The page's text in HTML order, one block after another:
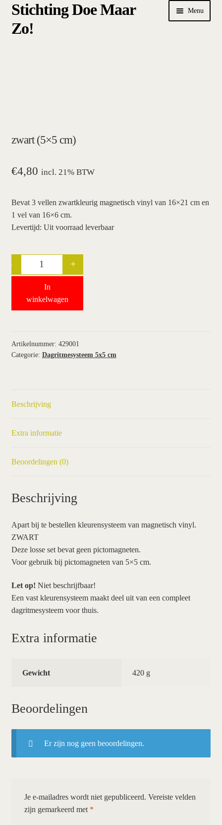
Ga
naar
Ga
de
Stichting Doe Maar
Zo!
Menu
bestellen
hoe werkt een plansysteem
winkel
winkelwagen
zwart (5×5 cm)
€4,80 incl. 21% BTW
Bevat 3 vellen zwartkleurig magnetisch vinyl van 16×21 cm en
1 vel van 16×6 cm.
Levertijd: Uit voorraad leverbaar
Quantity
- +
In
winkelwagen
Artikelnummer: 429001
Categorie: Dagritmesysteem 5x5 cm
Beschrijving
Extra informatie
Beoordelingen (0)
Beschrijving
Apart bij te bestellen kleurensysteem van magnetisch vinyl.
ZWART
Deze losse set bevat geen pictomagneten.
Voor gebruik bij pictomagneten van 5×5 cm.
Let op! Niet beschrijfbaar!
Een vast kleurensysteem maakt deel uit van een compleet
dagritmesysteem voor thuis.
Extra informatie
Gewicht 420 g
Beoordelingen
Er zijn nog geen beoordelingen.
Je e-mailadres wordt niet gepubliceerd. Vereiste velden
zijn gemarkeerd met *